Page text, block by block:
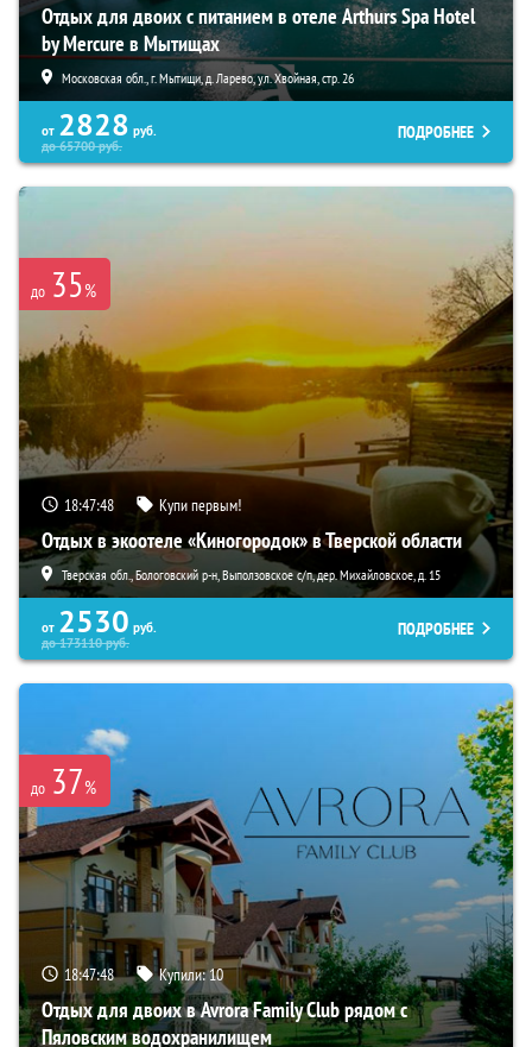
Отдых для двоих с питанием в отеле Arthurs Spa Hotel
by Mercure в Мытищах
Московская обл., г. Мытищи, д. Ларево, ул. Хвойная, стр. 26
от 2828 руб.
до65700руб.
ПОДРОБНЕЕ
до 35%
18:47:47 Купи первым!
Отдых в экоотеле «Киногородок» в Тверской области
Тверская обл., Бологовский р-н, Выползовское с/п, дер. Михайловское, д. 15
от 2530 руб.
до173110руб.
ПОДРОБНЕЕ
до 37%
18:47:47 Купили:10
Отдых для двоих в Avrora Family Club рядом с
Пяловским водохранилищем